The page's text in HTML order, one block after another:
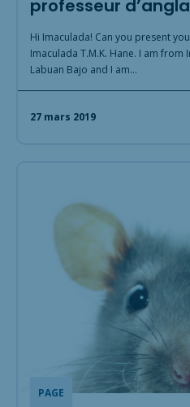
professeur
Hi Imaculada! Can you present
Imaculada T.M.K. Hane. I am from
Labuan Bajo and I am…
27 mars 2019
PAGE